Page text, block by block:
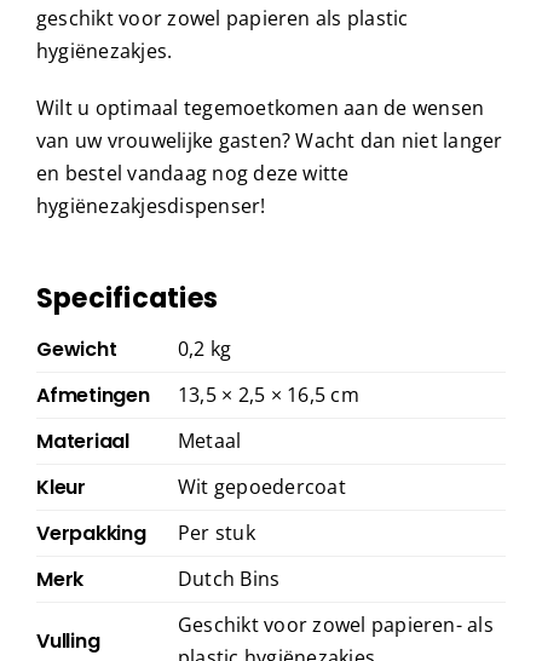
geschikt voor zowel papieren als plastic
hygiënezakjes.
Wilt u optimaal tegemoetkomen aan de wensen
van uw vrouwelijke gasten? Wacht dan niet langer
en bestel vandaag nog deze witte
hygiënezakjesdispenser!
Specificaties
Gewicht 0,2 kg
Afmetingen 13,5 × 2,5 × 16,5 cm
Materiaal Metaal
Kleur Wit gepoedercoat
Verpakking Per stuk
Merk Dutch Bins
Vulling
Geschikt voor zowel papieren- als